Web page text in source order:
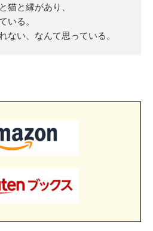
猫と縁があり、
いる。
ない、なんて思っている。